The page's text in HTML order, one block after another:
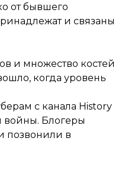
от бывшего
и связаны
и множество костей
когда уровень
с канала History
войны. Блогеры
позвонили в